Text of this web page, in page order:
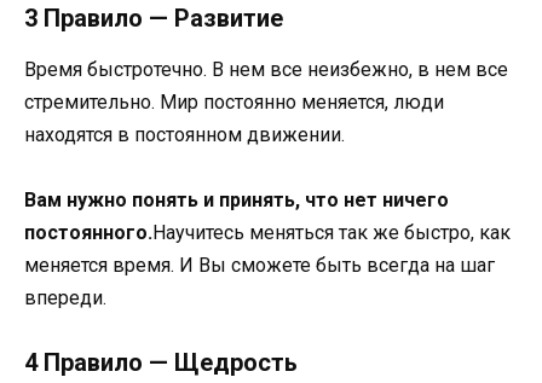
3 Правило — Развитие
Время быстротечно. В нем все неизбежно, в нем все
стремительно. Мир постоянно меняется, люди
находятся в постоянном движении.
Вам нужно понять и принять, что нет ничего
постоянного.Научитесь меняться так же быстро, как
меняется время. И Вы сможете быть всегда на шаг
впереди.
4 Правило — Щедрость